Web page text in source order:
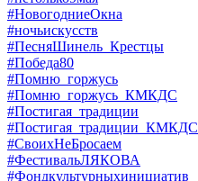
#НовогодниеОкна
#ночьискусств
#ПесняШинель_Крестцы
#Победа80
#Помню_горжусь
#Помню_горжусь_КМКДС
#Постигая_традиции
#Постигая_традиции_КМКДС
#СвоихНеБросаем
#ФестивальЛЯКОВА
#Фондкультурныхинициатив